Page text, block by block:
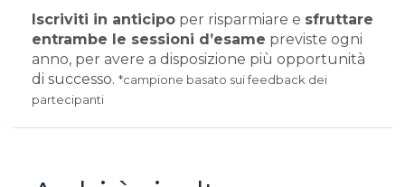
Iscriviti in anticipo per risparmiare e sfruttare
entrambe le sessioni d’esame previste ogni
anno, per avere a disposizione più opportunità
di successo. *campione basato sui feedback dei
partecipanti